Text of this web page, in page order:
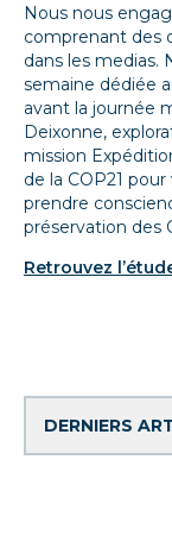
Nous nous
comprenant des
dans les medias.
semaine dédiée
avant la journée
Deixonne,
mission
de la COP21
prendre
préservation des
Retrouvez